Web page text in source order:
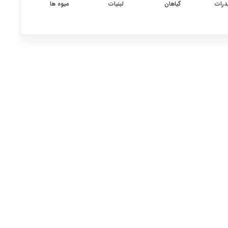
گیاهان لبنیات میوه ها